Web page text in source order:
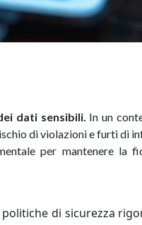
dati sensibili. In un
di violazioni e furti di
per mantenere la
di sicurezza